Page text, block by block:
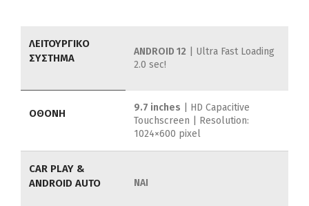
ΛΕΙΤΟΥΡΓΙΚΟ
ΣΥΣΤΗΜΑ
ANDROID 12 | Ultra Fast Loading
2.0 sec!
ΟΘΟΝΗ 9.7 inches | HD Capacitive
Touchscreen | Resolution:
1024×600 pixel
CAR PLAY &
ANDROID AUTO
ΝΑΙ